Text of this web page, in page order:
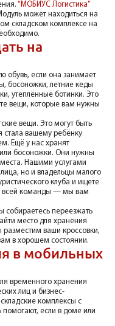
“МОБИУС Логистика”
может находиться на
складском комплексе на
на
обувь, если она занимает
босоножки, летние кеды
утеплённые ботинки. Это
вещи, которые вам нужны
вещи. Это могут быть
стала вашему ребёнку
Ещё у нас хранят
босоножки. Они нужны
Нашими услугами
лица, но и владельцы малого
клуба и ищете
всей команды — мы вам
собираетесь переезжать
место для хранения
ваши кроссовки,
в хорошем состоянии.
в мобильных
временного хранения
лиц и бизнес-
комплексы с
если в доме или